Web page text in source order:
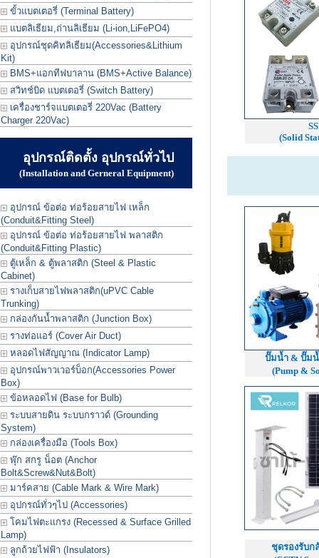
ขั้วแบตเตอรี่ (Terminal Battery)
แบตลิเธียม,ถ่านลิเธียม (Li-ion,LiFePO4)
อุปกรณ์ชุดคิทลิเธียม(Accessories&Lithium
Kit)
BMS+แอกทีฟบาลาน (BMS+Active Balance)
สวิทช์บิด แบตเตอรี่ (Switch Battery)
เครื่องชาร์จแบตเตอรี่ 220Vac (Battery
Charger 220Vac)
อุปกรณ์ติดตั้ง อุปกรณ์ทั่วไป
(Installation and Gerneral Equipment)
อุปกรณ์ ข้อต่อ ท่อร้อยสายไฟ เหล็ก
(Conduit&Fitting Steel)
อุปกรณ์ ข้อต่อ ท่อร้อยสายไฟ พลาสติก
(Conduit&Fitting Plastic)
ตู้เหล็ก & ตู้พลาสติก (Steel & Plastic
Cabinet)
รางเก็บสายไฟพลาสติก(uPVC Cable
Trunking)
กล่องกันน้ำพลาสติก (Junction Box)
รางท่อแอร์ (Cover Air Duct)
หลอดไฟสัญญาณ (Indicator Lamp)
อุปกรณ์พาวเวอร์บ็อก(Accessories Power
Box)
ข้อหลอดไฟ (Base for Bulb)
ระบบสายดิน ระบบกราวด์ (Grounding
System)
กล่องเครื่องมือ (Tools Box)
พุ๊ก สกรู น็อต (Anchor
Bolt&Screw&Nut&Bolt)
มาร์คสาย (Cable Mark & Wire Mark)
อุปกรณ์ทั่วๆไป (Accessories)
โคมไฟตะแกรง (Recessed & Surface Grilled
Lamp)
ลูกถ้วยไฟฟ้า (Insulators)
(Solid
ปั๊มน้ำ & ปั๊ม
(Pump &
ชุดรองรับก